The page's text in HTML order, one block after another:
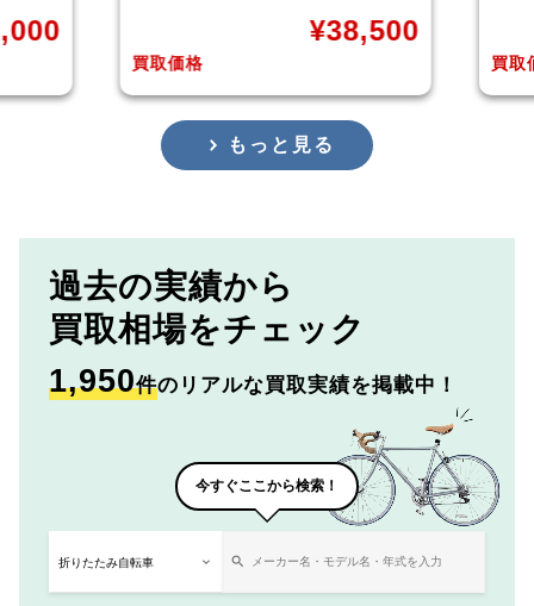
買取価格
¥16,799
もっと見る
過去の実績から
買取相場をチェック
1,950件のリアルな買取実績を掲載中！
今すぐここから検索！